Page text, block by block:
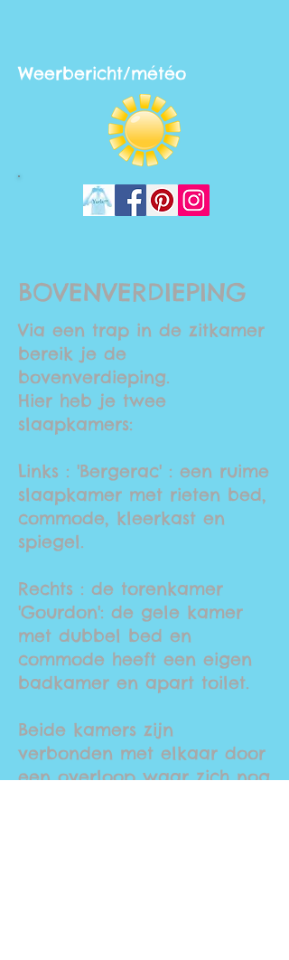
Weerbericht/météo
BOVENVERDIEPING
Via een trap in de zitkamer
bereik je de
bovenverdieping.
Hier heb je twee
slaapkamers:
Links : 'Bergerac' : een ruime
slaapkamer met rieten bed,
commode, kleerkast en
spiegel.
Rechts : de torenkamer
'Gourdon': de gele kamer
met dubbel bed en
commode heeft een eigen
badkamer en apart toilet.
Beide kamers zijn
verbonden met elkaar door
een overloop waar zich nog